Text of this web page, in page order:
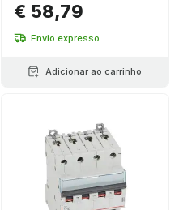
€ 58,79
Envio expresso
Adicionar ao carrinho